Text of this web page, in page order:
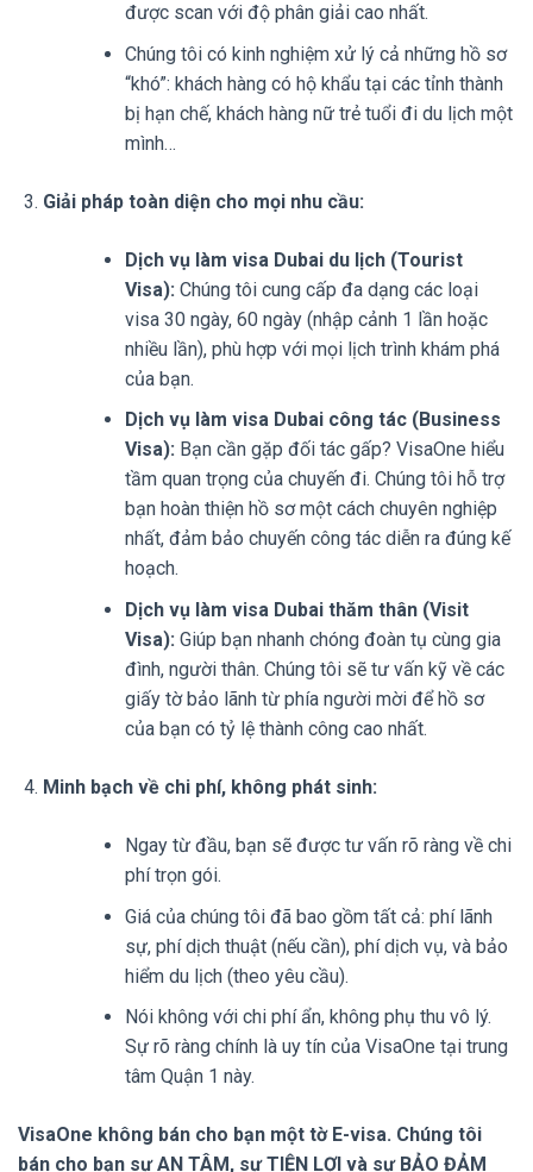
được scan với độ phân giải cao nhất.
Chúng tôi có kinh nghiệm xử lý cả những hồ sơ
“khó”: khách hàng có hộ khẩu tại các tỉnh thành
bị hạn chế, khách hàng nữ trẻ tuổi đi du lịch một
mình…
Giải pháp toàn diện cho mọi nhu cầu:
Dịch vụ làm visa Dubai du lịch (Tourist
Visa): Chúng tôi cung cấp đa dạng các loại
visa 30 ngày, 60 ngày (nhập cảnh 1 lần hoặc
nhiều lần), phù hợp với mọi lịch trình khám phá
của bạn.
Dịch vụ làm visa Dubai công tác (Business
Visa): Bạn cần gặp đối tác gấp? VisaOne hiểu
tầm quan trọng của chuyến đi. Chúng tôi hỗ trợ
bạn hoàn thiện hồ sơ một cách chuyên nghiệp
nhất, đảm bảo chuyến công tác diễn ra đúng kế
hoạch.
Dịch vụ làm visa Dubai thăm thân (Visit
Visa): Giúp bạn nhanh chóng đoàn tụ cùng gia
đình, người thân. Chúng tôi sẽ tư vấn kỹ về các
giấy tờ bảo lãnh từ phía người mời để hồ sơ
của bạn có tỷ lệ thành công cao nhất.
Minh bạch về chi phí, không phát sinh:
Ngay từ đầu, bạn sẽ được tư vấn rõ ràng về chi
phí trọn gói.
Giá của chúng tôi đã bao gồm tất cả: phí lãnh
sự, phí dịch thuật (nếu cần), phí dịch vụ, và bảo
hiểm du lịch (theo yêu cầu).
Nói không với chi phí ẩn, không phụ thu vô lý.
Sự rõ ràng chính là uy tín của VisaOne tại trung
tâm Quận 1 này.
VisaOne không bán cho bạn một tờ E-visa. Chúng tôi
bán cho bạn sự AN TÂM, sự TIỆN LỢI và sự BẢO ĐẢM